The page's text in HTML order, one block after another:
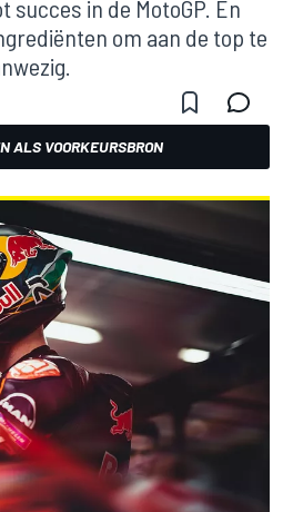
in de MotoGP. En
om aan de top te
ALS VOORKEURSBRON